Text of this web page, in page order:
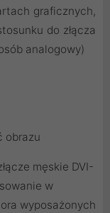
graficznych,
do złącza
analogowy)
obrazu
męskie DVI-
w
wyposażonych